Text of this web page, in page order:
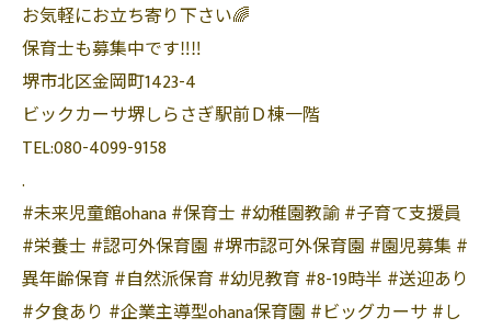
お気軽にお立ち寄り下さい🌈
保育士も募集中です‼️‼️
堺市北区金岡町1423-4
ビックカーサ堺しらさぎ駅前Ｄ棟一階
TEL:080-4099-9158
.
#未来児童館ohana #保育士 #幼稚園教諭 #子育て支援員
#栄養士 #認可外保育園 #堺市認可外保育園 #園児募集 #
異年齢保育 #自然派保育 #幼児教育 #8-19時半 #送迎あり
#夕食あり #企業主導型ohana保育園 #ビッグカーサ #し